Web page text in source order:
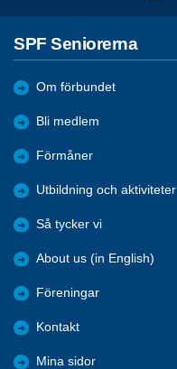
SPF Seniorerna
Om förbundet
Bli medlem
Förmåner
Utbildning och aktiviteter
Så tycker vi
About us (in English)
Föreningar
Kontakt
Mina sidor